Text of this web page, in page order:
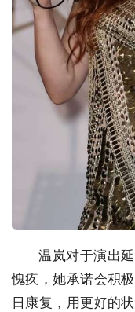
温岚对于演出延
愧疚，她承诺会积
日康复，用更好的